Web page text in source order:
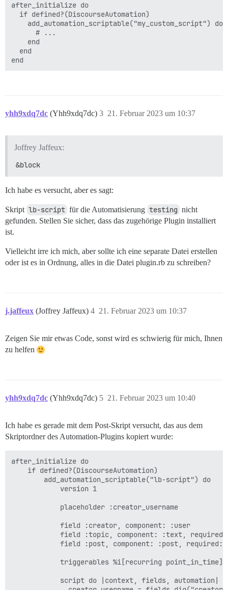
after_initialize do
  if defined?(DiscourseAutomation)
    add_automation_scriptable("my_custom_script") do
      # ...
    end
  end
yhh9xdq7dc (Yhh9xdq7dc) 21. Februar 2023 um 10:37
3
Joffrey Jaffeux:
&block
Ich habe es versucht, aber es sagt:
Skript lb-script für die Automatisierung testing nicht
gefunden. Stellen Sie sicher, dass das zugehörige Plugin installiert
ist.
Vielleicht irre ich mich, aber sollte ich eine separate Datei erstellen
oder ist es in Ordnung, alles in die Datei plugin.rb zu schreiben?
j.jaffeux (Joffrey Jaffeux) 21. Februar 2023 um 10:37
4
Zeigen Sie mir etwas Code, sonst wird es schwierig für mich, Ihnen
zu helfen
yhh9xdq7dc (Yhh9xdq7dc) 21. Februar 2023 um 10:40
5
Ich habe es gerade mit dem Post-Skript versucht, das aus dem
Skriptordner des Automation-Plugins kopiert wurde:
after_initialize do
    if defined?(DiscourseAutomation)
        add_automation_scriptable("lb-script") do
            version 1
            placeholder :creator_username
            field :creator, component: :user
field :topic, component: :text,
field :post, component: :post, required:
            triggerables %i[recurring point_in_time]
            script do |context, fields, automation|